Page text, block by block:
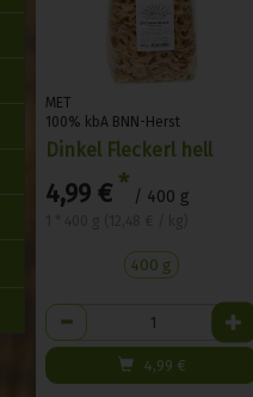
MET
100% kbA BNN-Herst
Dinkel Fleckerl hell
4,99 € * / 400 g
400 g
Anzahl
4,99 €